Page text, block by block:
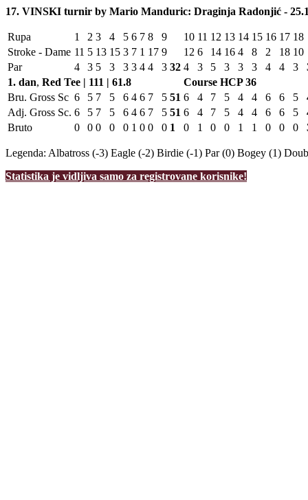
17. VINSKI turnir by Mario Manduric: Draginja Radonjić -
Rupa 1 2 3 4 5 6 7 8 9 10 11 12 13 14 15 16 17 18
Stroke - Dame 11 5 13 15 3 7 1 17 9 12 6 14 16 4 8 2 18 10
Par
4 3 5 3 3 3 4 4 3 32 4 3 5 3 3 3 4 4 3
1. dan, Red Tee | 111 | 61.8 Course HCP36
Bru. Gross Sc 6 5 7 5 6 4 6 7 5 51 6 4 7 5 4 4 6 6 5
Adj. Gross Sc. 6 5 7 5 6 4 6 7 5 51 6 4 7 5 4 4 6 6 5
Bruto
0 0 0 0 0 1 0 0 0 1 0 1 0 0 1 1 0 0 0
Legenda: Albatross (-3) Eagle (-2) Birdie (-1) Par (0) Bogey (1)
Statistika je vidljiva samo za registrovane korisnike!